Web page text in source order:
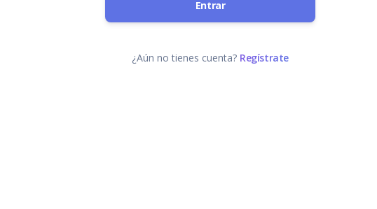
Entrar
¿Aún no tienes cuenta? Regístrate